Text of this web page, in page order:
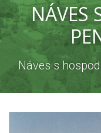
NÁVES
Náves s